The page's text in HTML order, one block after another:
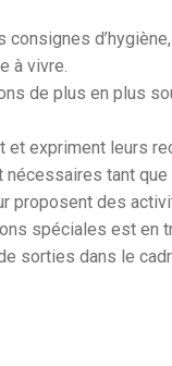
à vivre.
de plus en plus
expriment leurs
tant
proposent des
spéciales est en
sorties dans le